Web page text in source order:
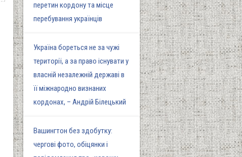
перетин кордону та місце
перебування українців
Україна бореться не за чужі
території, а за право існувати у
власній незалежній державі в
її міжнародно визнаних
кордонах, – Андрій Білецький
Вашингтон без здобутку:
чергові фото, обіцянки і